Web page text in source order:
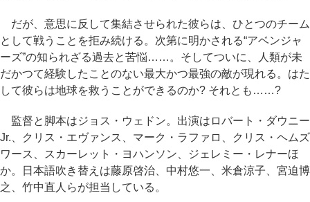
だが、意思に反して集結させられた彼らは、ひとつのチーム
として戦うことを拒み続ける。次第に明かされる“アベンジャ
ーズ”の知られざる過去と苦悩……。そしてついに、人類が未
だかつて経験したことのない最大かつ最強の敵が現れる。はた
して彼らは地球を救うことができるのか? それとも……?
監督と脚本はジョス・ウェドン。出演はロバート・ダウニー
Jr.、クリス・エヴァンス、マーク・ラファロ、クリス・ヘムズ
ワース、スカーレット・ヨハンソン、ジェレミー・レナーほ
か。日本語吹き替えは藤原啓治、中村悠一、米倉涼子、宮迫博
之、竹中直人らが担当している。